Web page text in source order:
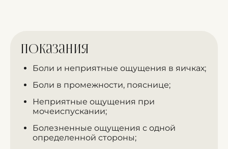
Показания
Боли и неприятные ощущения в яичках;
Боли в промежности, пояснице;
Неприятные ощущения при
мочеиспускании;
Болезненные ощущения с одной
определенной стороны;